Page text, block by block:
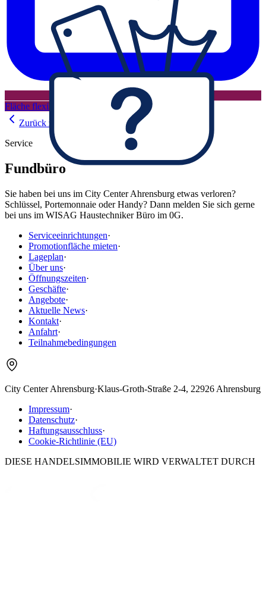
Fläche flexibel mieten
Zurück zur Übersicht
Service
Fundbüro
Sie haben bei uns im City Center Ahrensburg etwas verloren?
Schlüssel, Portemonnaie oder Handy? Dann melden Sie sich gerne
bei uns im WISAG Haustechniker Büro im 0G.
Serviceeinrichtungen·
Promotionfläche mieten·
Lageplan·
Über uns·
Öffnungszeiten·
Geschäfte·
Angebote·
Aktuelle News·
Kontakt·
Anfahrt·
Teilnahmebedingungen
City Center Ahrensburg·Klaus-Groth-Straße 2-4, 22926 Ahrensburg
Impressum·
Datenschutz·
Haftungsausschluss·
Cookie-Richtlinie (EU)
DIESE HANDELSIMMOBILIE WIRD VERWALTET DURCH